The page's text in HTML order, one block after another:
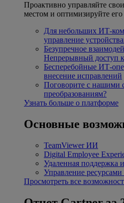
Проактивно управляйте
местом и оптимизируйте
Для небольших ИТ-
управление
Безупречное
Непрерывный доступ
Бесперебойные ИТ-
внесение исправлений
Поговорите с нашими
преобразованиям?
Узнать больше о платформе
Основные
TeamViewer ИИ
Digital Employee
Удаленная поддержка
Управление
Просмотреть все